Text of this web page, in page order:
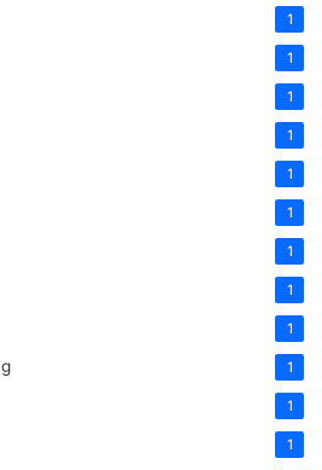
1
1
1
1
1
1
1
1
1
1
1
1